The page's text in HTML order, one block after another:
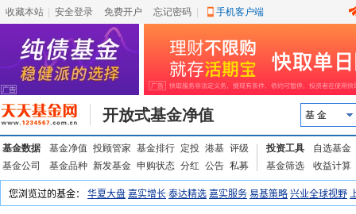
收藏本站 安全登录 免费开户 忘记密码 手机客户端
开放式基金净值 基 金
基金数据 基金净值 投顾管家 基金排行 定投 港基 评级
基金公司
基金品种 新发基金 申购状态 分红 公告 私募
投资工具
自选基金
基金筛选
收益计算